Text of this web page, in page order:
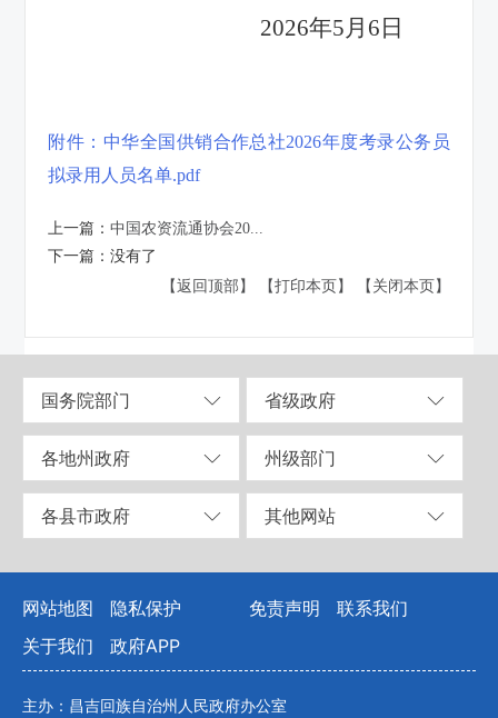
2026年5月 6 日
附件：中华全国供销合作总社2026年度考录公务员
拟录用人员名单.pdf
上一篇：中国农资流通协会20...
下一篇：没有了
【返回顶部】
【打印本页】 【关闭本页】
国务院部门 省级政府
各地州政府 州级部门
各县市政府 其他网站
网站地图 隐私保护 免责声明
联系我们
关于我们
政府APP
主办：昌吉回族自治州人民政府办公室